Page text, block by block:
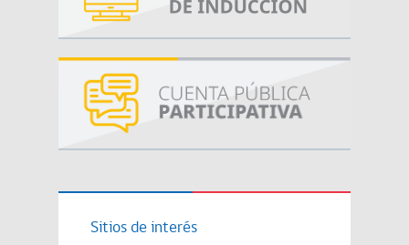
Sitios de interés